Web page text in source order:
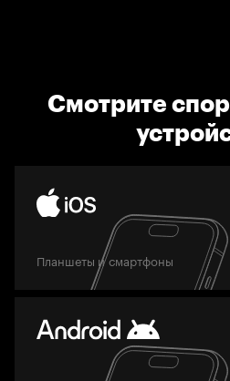
Смотрите
Планшеты и смартфоны